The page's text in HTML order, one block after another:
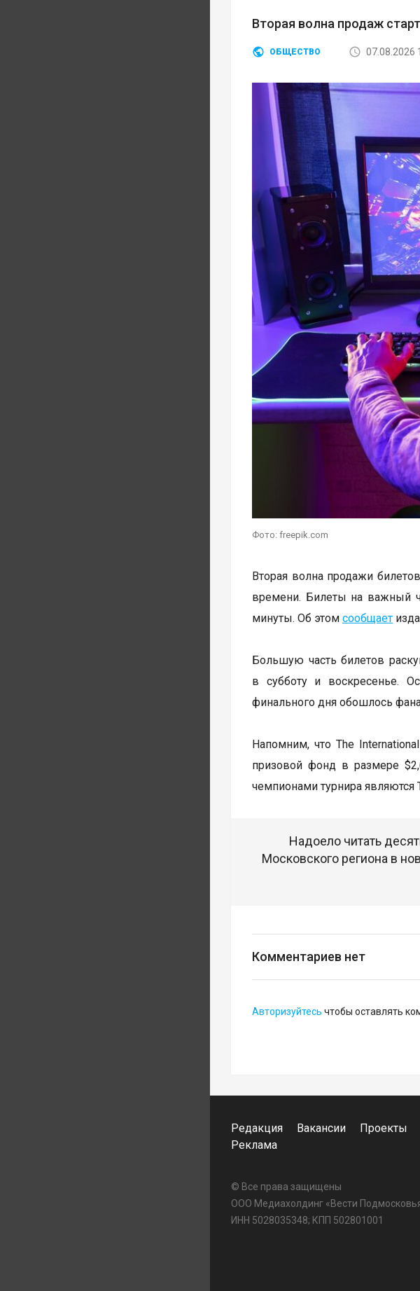
Вторая волна продаж
ОБЩЕСТВО 07.08.2026
Фото: freepik.com
Вторая волна продажи
времени. Билеты на важный
минуты. Об этом сообщает
Большую часть билетов
в субботу и воскресенье.
финального дня обошлось
Напомним, что The
призовой фонд в размере
чемпионами турнира являются
Надоело читать
Московского региона в
Комментариев нет
Авторизуйтесь чтобы оставлять
Редакция Вакансии
Проекты
Реклама
© Все права защищены
ООО Медиахолдинг «Вести
ИНН 5028035348; КПП 502801001